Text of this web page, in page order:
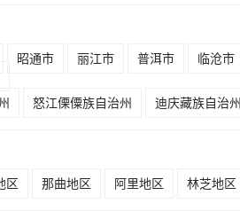
昭通市 丽江市 普洱市 临沧市
怒江傈僳族自治州 迪庆藏族自治州
区 那曲地区 阿里地区 林芝地区